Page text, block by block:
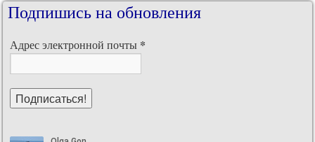
Подпишись на обновления
Адрес электронной почты *